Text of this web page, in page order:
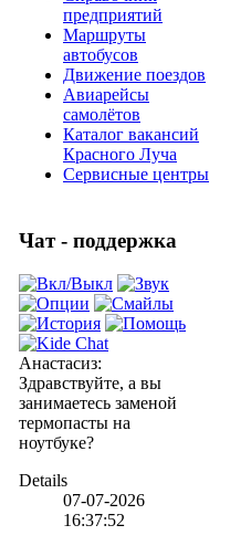
предприятий
Маршруты
автобусов
Движение поездов
Авиарейсы
самолётов
Каталог вакансий
Красного Луча
Сервисные центры
Чат - поддержка
Анастасиз:
Здравствуйте, а вы
занимаетесь заменой
термопасты на
ноутбуке?
Details
07-07-2026
16:37:52